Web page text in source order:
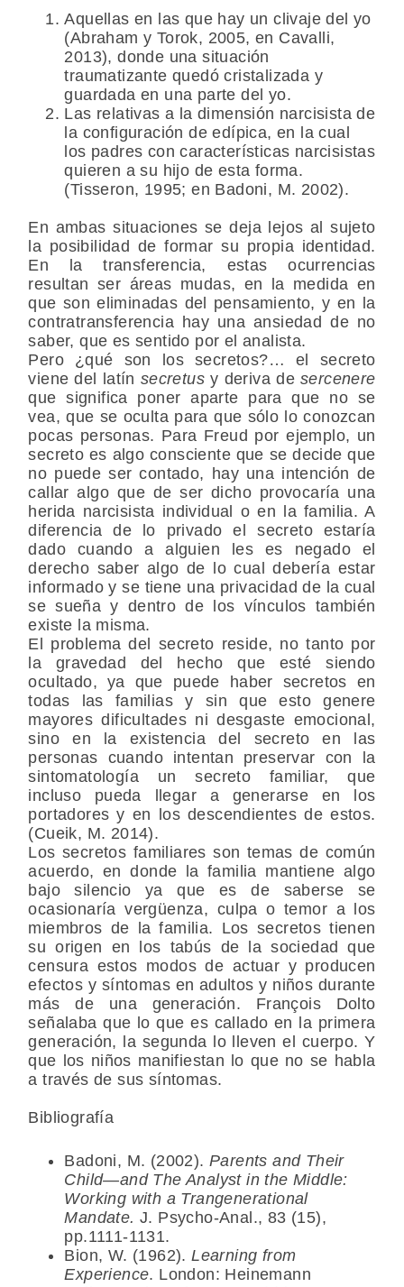
Aquellas en las que hay un clivaje del yo
(Abraham y Torok, 2005, en Cavalli,
2013), donde una situación
traumatizante quedó cristalizada y
guardada en una parte del yo.
Las relativas a la dimensión narcisista de
la configuración de edípica, en la cual
los padres con características narcisistas
quieren a su hijo de esta forma.
(Tisseron, 1995; en Badoni, M. 2002).
En ambas situaciones se deja lejos al sujeto
la posibilidad de formar su propia identidad.
En la transferencia, estas ocurrencias
resultan ser áreas mudas, en la medida en
que son eliminadas del pensamiento, y en la
contratransferencia hay una ansiedad de no
saber, que es sentido por el analista.
Pero ¿qué son los secretos?… el secreto
viene del latín secretusy deriva desercenere
que significa poner aparte para que no se
vea, que se oculta para que sólo lo conozcan
pocas personas. Para Freud por ejemplo, un
secreto es algo consciente que se decide que
no puede ser contado, hay una intención de
callar algo que de ser dicho provocaría una
herida narcisista individual o en la familia. A
diferencia de lo privado el secreto estaría
dado cuando a alguien les es negado el
derecho saber algo de lo cual debería estar
informado y se tiene una privacidad de la cual
se sueña y dentro de los vínculos también
existe la misma.
El problema del secreto reside, no tanto por
la gravedad del hecho que esté siendo
ocultado, ya que puede haber secretos en
todas las familias y sin que esto genere
mayores dificultades ni desgaste emocional,
sino en la existencia del secreto en las
personas cuando intentan preservar con la
sintomatología un secreto familiar, que
incluso pueda llegar a generarse en los
portadores y en los descendientes de estos.
(Cueik, M. 2014).
Los secretos familiares son temas de común
acuerdo, en donde la familia mantiene algo
bajo silencio ya que es de saberse se
ocasionaría vergüenza, culpa o temor a los
miembros de la familia. Los secretos tienen
su origen en los tabús de la sociedad que
censura estos modos de actuar y producen
efectos y síntomas en adultos y niños durante
más de una generación. François Dolto
señalaba que lo que es callado en la primera
generación, la segunda lo lleven el cuerpo. Y
que los niños manifiestan lo que no se habla
a través de sus síntomas.
Bibliografía
Badoni, M. (2002). Parents and Their
Child—and The Analyst in the Middle:
Working with a Trangenerational
Mandate. J. Psycho-Anal., 83 (15),
pp.1111-1131.
Bion, W. (1962).Learning from
Experience. London: Heinemann